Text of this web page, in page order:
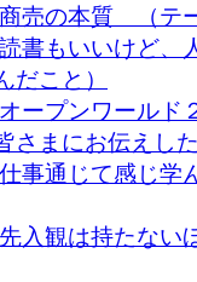
商売の本質 （テ
読書もいいけど、
だこと）
オープンワール
さまにお伝えし
仕事通じて感じ学
先入観は持たな